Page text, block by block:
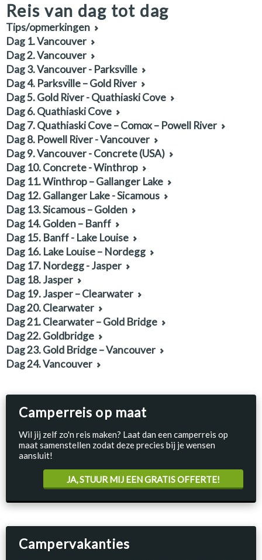
Reis van dag tot dag
Tips/opmerkingen
Dag 1. Vancouver
Dag 2. Vancouver
Dag 3. Vancouver - Parksville
Dag 4. Parksville – Gold River
Dag 5. Gold River - Quathiaski Cove
Dag 6. Quathiaski Cove
Dag 7. Quathiaski Cove – Comox – Powell River
Dag 8. Powell River - Vancouver
Dag 9. Vancouver - Concrete (USA)
Dag 10. Concrete - Winthrop
Dag 11. Winthrop – Gallanger Lake
Dag 12. Gallanger Lake - Sicamous
Dag 13. Sicamous – Golden
Dag 14. Golden – Banff
Dag 15. Banff - Lake Louise
Dag 16. Lake Louise – Nordegg
Dag 17. Nordegg - Jasper
Dag 18. Jasper
Dag 19. Jasper – Clearwater
Dag 20. Clearwater
Dag 21. Clearwater – Gold Bridge
Dag 22. Goldbridge
Dag 23. Gold Bridge – Vancouver
Dag 24. Vancouver
Camperreis op maat
Wil jij zelf zo'n reis maken? Laat dan een camperreis op
maat samenstellen zodat deze precies bij je wensen
aansluit!
JA, STUUR MIJ EEN GRATIS OFFERTE!
Campervakanties